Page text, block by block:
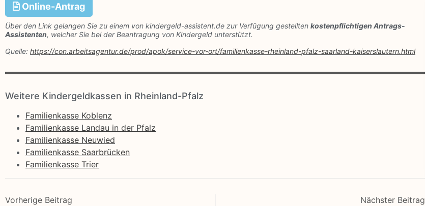
Online-Antrag
Über den Link gelangen Sie zu einem von kindergeld-assistent.de zur Verfügung gestellten kostenpflichtigen Antrags-
Assistenten, welcher Sie bei der Beantragung von Kindergeld unterstützt.
Quelle: https://con.arbeitsagentur.de/prod/apok/service-vor-ort/familienkasse-rheinland-pfalz-saarland-kaiserslautern.html
Weitere Kindergeldkassen in Rheinland-Pfalz
Familienkasse Koblenz
Familienkasse Landau in der Pfalz
Familienkasse Neuwied
Familienkasse Saarbrücken
Familienkasse Trier
Vorherige Beitrag
Nächster Beitrag